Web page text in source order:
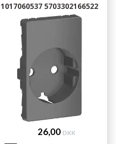
1017060537 5703302166522
26,00 DKK